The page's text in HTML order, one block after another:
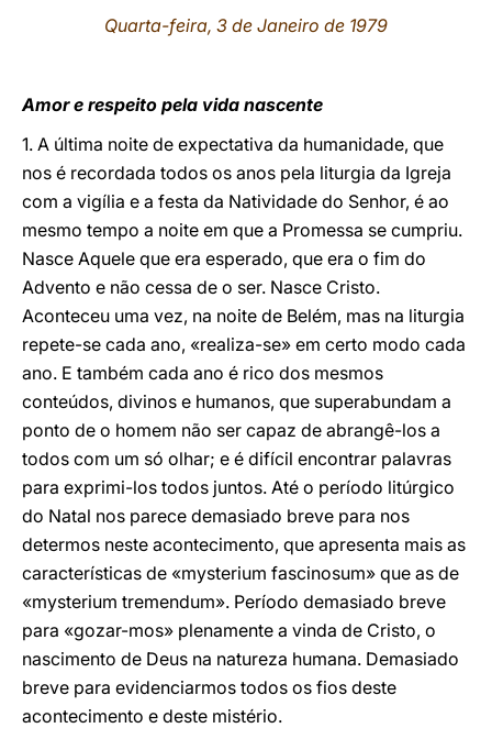
Quarta-feira, 3 de Janeiro de 1979
Amor e respeito pela vida nascente
1. A última noite de expectativa da humanidade, que
nos é recordada todos os anos pela liturgia da Igreja
com a vigília e a festa da Natividade do Senhor, é ao
mesmo tempo a noite em que a Promessa se cumpriu.
Nasce Aquele que era esperado, que era o fim do
Advento e não cessa de o ser. Nasce Cristo.
Aconteceu uma vez, na noite de Belém, mas na liturgia
repete-se cada ano, «realiza-se» em certo modo cada
ano. E também cada ano é rico dos mesmos
conteúdos, divinos e humanos, que superabundam a
ponto de o homem não ser capaz de abrangê-los a
todos com um só olhar; e é difícil encontrar palavras
para exprimi-los todos juntos. Até o período litúrgico
do Natal nos parece demasiado breve para nos
determos neste acontecimento, que apresenta mais as
características de «mysterium fascinosum» que as de
«mysterium tremendum». Período demasiado breve
para «gozar-mos» plenamente a vinda de Cristo, o
nascimento de Deus na natureza humana. Demasiado
breve para evidenciarmos todos os fios deste
acontecimento e deste mistério.